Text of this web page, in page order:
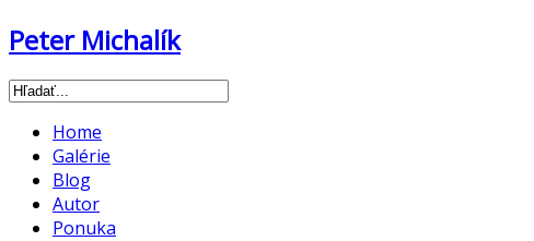
Peter Michalík
Home
Galérie
Blog
Autor
Ponuka